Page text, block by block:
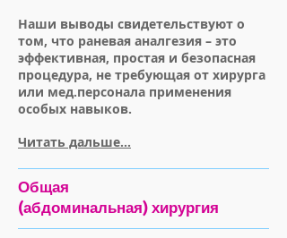
Наши выводы свидетельствуют о
том, что раневая аналгезия – это
эффективная, простая и безопасная
процедура, не требующая от хирурга
или мед.персонала применения
особых навыков.
Читать дальше...
Общая
(абдоминальная) хирургия